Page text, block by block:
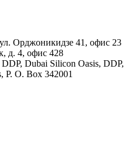
Орджоникидзе 41, офис 23
д. 4, офис 428
Dubai Silicon Oasis, DDP,
P. O. Box 342001